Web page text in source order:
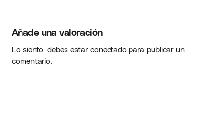
Añade una valoración
Lo siento, debes estarconectadopara publicar un
comentario.